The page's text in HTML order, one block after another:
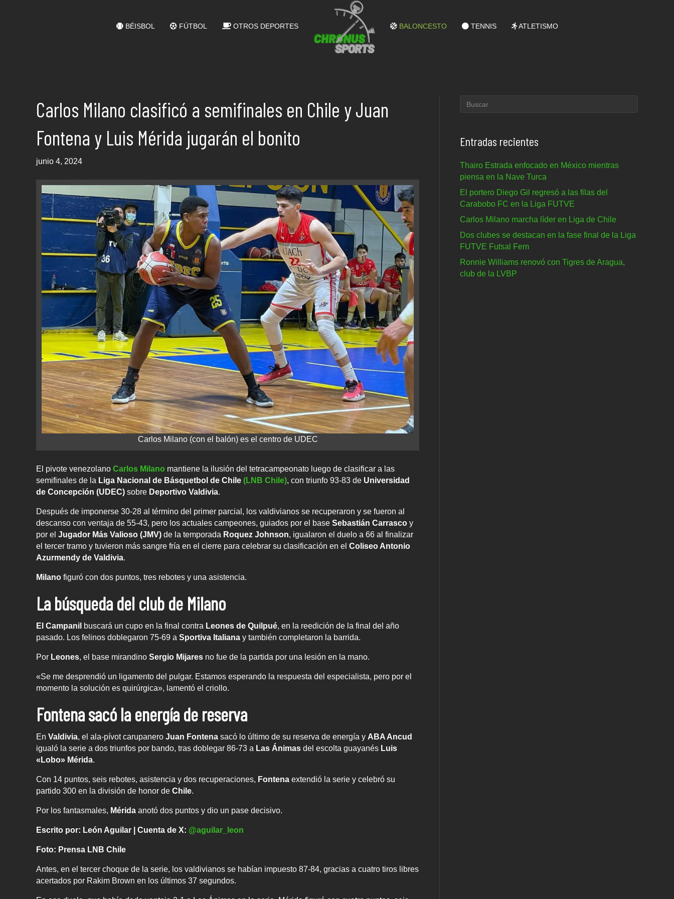
BÉISBOL FÚTBOL OTROS DEPORTES BALONCESTO TENNIS ATLETISMO
Carlos Milano clasificó a semifinales en Chile y Juan
Fontena y Luis Mérida jugarán el bonito
junio 4, 2024
Carlos Milano (con el balón) es el centro de UDEC
El pivote venezolano Carlos Milano mantiene la ilusión del tetracampeonato luego de clasificar a las
semifinales de la Liga Nacional de Básquetbol de Chile (LNB Chile), con triunfo 93-83 de Universidad
de Concepción (UDEC) sobre Deportivo Valdivia.
Después de imponerse 30-28 al término del primer parcial, los valdivianos se recuperaron y se fueron al
descanso con ventaja de 55-43, pero los actuales campeones, guiados por el base Sebastián Carrasco y
por el Jugador Más Valioso (JMV) de la temporada Roquez Johnson, igualaron el duelo a 66 al finalizar
el tercer tramo y tuvieron más sangre fría en el cierre para celebrar su clasificación en el Coliseo Antonio
Azurmendy de Valdivia.
Milano figuró con dos puntos, tres rebotes y una asistencia.
La búsqueda del club de Milano
El Campanil buscará un cupo en la final contra Leones de Quilpué, en la reedición de la final del año
pasado. Los felinos doblegaron 75-69 a Sportiva Italiana y también completaron la barrida.
Por Leones, el base mirandino Sergio Mijares no fue de la partida por una lesión en la mano.
«Se me desprendió un ligamento del pulgar. Estamos esperando la respuesta del especialista, pero por el
momento la solución es quirúrgica», lamentó el criollo.
Fontena sacó la energía de reserva
En Valdivia, el ala-pívot carupanero Juan Fontena sacó lo último de su reserva de energía y ABA Ancud
igualó la serie a dos triunfos por bando, tras doblegar 86-73 a Las Ánimas del escolta guayanés Luis
«Lobo» Mérida.
Con 14 puntos, seis rebotes, asistencia y dos recuperaciones, Fontena extendió la serie y celebró su
partido 300 en la división de honor de Chile.
Por los fantasmales, Mérida anotó dos puntos y dio un pase decisivo.
Escrito por: León Aguilar | Cuenta de X: @aguilar_leon
Foto: Prensa LNB Chile
Antes, en el tercer choque de la serie, los valdivianos se habían impuesto 87-84, gracias a cuatro tiros libres
acertados por Rakim Brown en los últimos 37 segundos.
Entradas recientes
Thairo Estrada enfocado en México mientras
piensa en la Nave Turca
El portero Diego Gil regresó a las filas del
Carabobo FC en la Liga FUTVE
Carlos Milano marcha líder en Liga de Chile
Dos clubes se destacan en la fase final de la Liga
FUTVE Futsal Fem
Ronnie Williams renovó con Tigres de Aragua,
club de la LVBP